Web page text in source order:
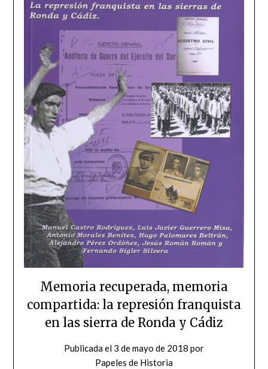
Memoria recuperada, memoria
compartida: la represión franquista
en las sierra de Ronda y Cádiz
Publicada el 3 de mayo de 2018 por
Papeles de Historia